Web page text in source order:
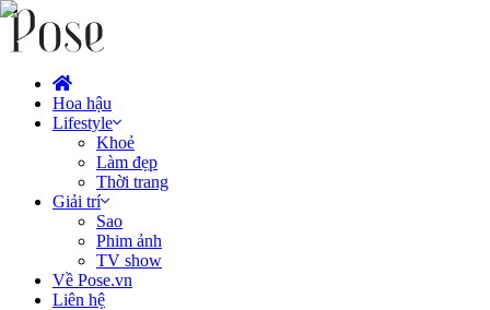
Hoa hậu
Lifestyle
Khoẻ
Làm đẹp
Thời trang
Giải trí
Sao
Phim ảnh
TV show
Về Pose.vn
Liên hệ